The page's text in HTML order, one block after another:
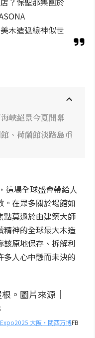
木造弧線神似世
峽絕景今夏開幕
、荷蘭館淡路島重
這場全球盛會帶給人
在眾多關於場館如
點莫過於由建築大師
精神的全球最大木造
該原地保存、拆解利
多人心中懸而未決的
Expo2025 大阪・関西万博FB